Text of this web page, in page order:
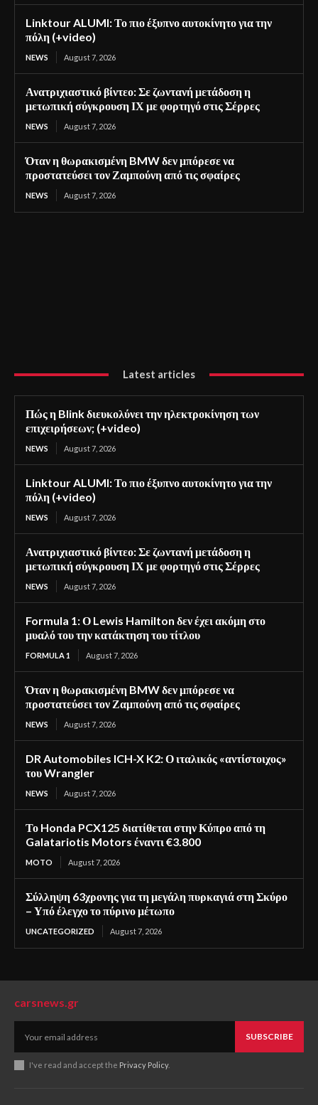
Linktour ALUMI: Το πιο έξυπνο αυτοκίνητο για την
πόλη (+video)
NEWS August 7, 2026
Ανατριχιαστικό βίντεο: Σε ζωντανή μετάδοση η
μετωπική σύγκρουση ΙΧ με φορτηγό στις Σέρρες
NEWS August 7, 2026
Όταν η θωρακισμένη BMW δεν μπόρεσε να
προστατεύσει τον Ζαμπούνη από τις σφαίρες
NEWS August 7, 2026
Latest articles
Πώς η Blink διευκολύνει την ηλεκτροκίνηση των
επιχειρήσεων; (+video)
NEWS August 7, 2026
Linktour ALUMI: Το πιο έξυπνο αυτοκίνητο για την
πόλη (+video)
NEWS August 7, 2026
Ανατριχιαστικό βίντεο: Σε ζωντανή μετάδοση η
μετωπική σύγκρουση ΙΧ με φορτηγό στις Σέρρες
NEWS August 7, 2026
Formula 1: Ο Lewis Hamilton δεν έχει ακόμη στο
μυαλό του την κατάκτηση του τίτλου
FORMULA 1 August 7, 2026
Όταν η θωρακισμένη BMW δεν μπόρεσε να
προστατεύσει τον Ζαμπούνη από τις σφαίρες
NEWS August 7, 2026
DR Automobiles ICH-X K2: Ο ιταλικός «αντίστοιχος»
του Wrangler
NEWS August 7, 2026
Το Honda PCX125 διατίθεται στην Κύπρο από τη
Galatariotis Motors έναντι €3.800
MOTO August 7, 2026
Σύλληψη 63χρονης για τη μεγάλη πυρκαγιά στη Σκύρο
– Υπό έλεγχο το πύρινο μέτωπο
UNCATEGORIZED August 7, 2026
carsnews.gr
SUBSCRIBE
I've read and accept the Privacy Policy.